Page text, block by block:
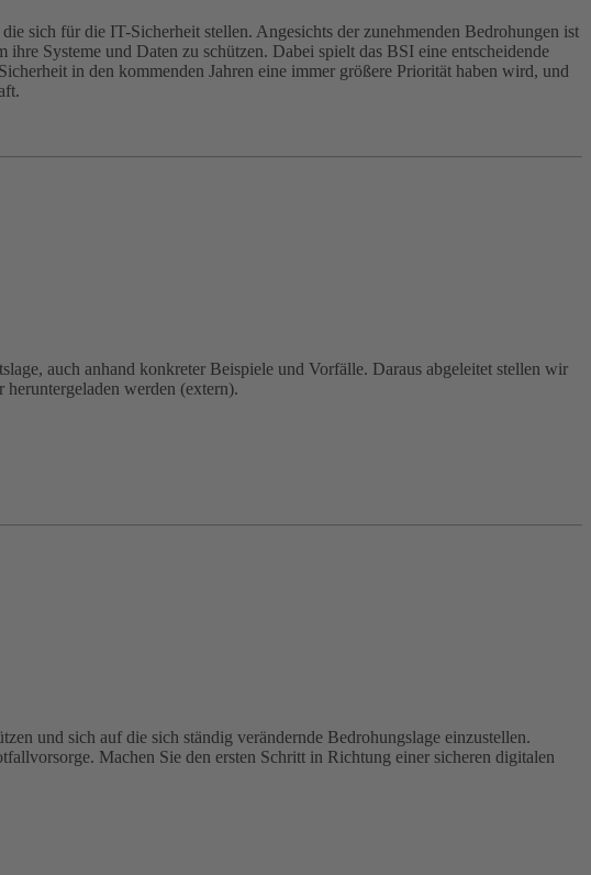
sich für die IT-Sicherheit stellen. Angesichts der zunehmenden Bedrohungen ist
Systeme und Daten zu schützen. Dabei spielt das BSI eine entscheidende
in den kommenden Jahren eine immer größere Priorität haben wird, und
auch anhand konkreter Beispiele und Vorfälle. Daraus abgeleitet stellen wir
werden (extern).
und sich auf die sich ständig verändernde Bedrohungslage einzustellen.
Machen Sie den ersten Schritt in Richtung einer sicheren digitalen